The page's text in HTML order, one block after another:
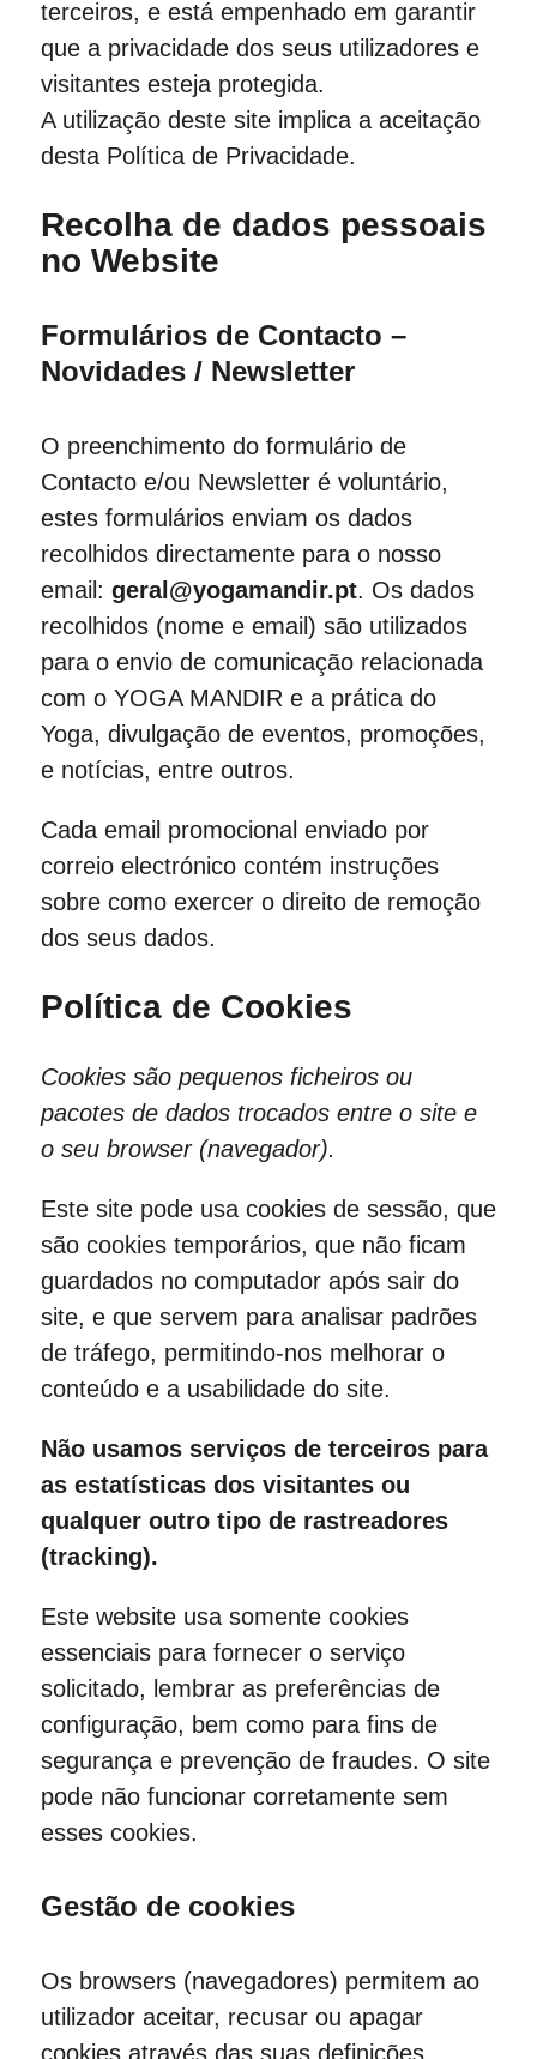
terceiros, e está empenhado em garantir
que a privacidade dos seus utilizadores e
visitantes esteja protegida.
A utilização deste site implica a aceitação
desta Política de Privacidade.
Recolha de dados pessoais
no Website
Formulários de Contacto –
Novidades / Newsletter
O preenchimento do formulário de
Contacto e/ou Newsletter é voluntário,
estes formulários enviam os dados
recolhidos directamente para o nosso
email: geral@yogamandir.pt. Os dados
recolhidos (nome e email) são utilizados
para o envio de comunicação relacionada
com o YOGA MANDIR e a prática do
Yoga, divulgação de eventos, promoções,
e notícias, entre outros.
Cada email promocional enviado por
correio electrónico contém instruções
sobre como exercer o direito de remoção
dos seus dados.
Política de Cookies
Cookies são pequenos ficheiros ou
pacotes de dados trocados entre o site e
o seu browser (navegador).
Este site pode usa cookies de sessão, que
são cookies temporários, que não ficam
guardados no computador após sair do
site, e que servem para analisar padrões
de tráfego, permitindo-nos melhorar o
conteúdo e a usabilidade do site.
Não usamos serviços de terceiros para
as estatísticas dos visitantes ou
qualquer outro tipo de rastreadores
(tracking).
Este website usa somente cookies
essenciais para fornecer o serviço
solicitado, lembrar as preferências de
configuração, bem como para fins de
segurança e prevenção de fraudes. O site
pode não funcionar corretamente sem
esses cookies.
Gestão de cookies
Os browsers (navegadores) permitem ao
utilizador aceitar, recusar ou apagar
cookies através das suas definições